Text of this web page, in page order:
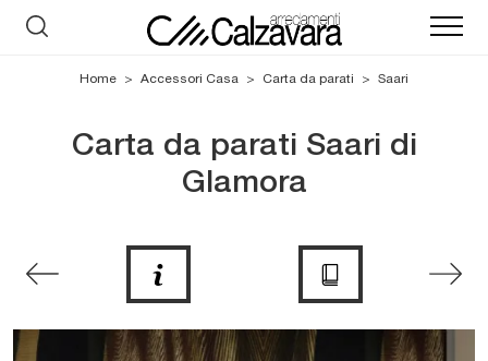
Home > Accessori Casa > Carta da parati > Saari
Carta da parati Saari di
Glamora